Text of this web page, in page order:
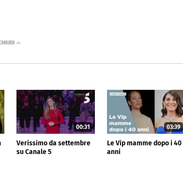
00:31
Verissimo da settembre
su Canale 5
03:39
Le Vip mamme dopo i 40
anni